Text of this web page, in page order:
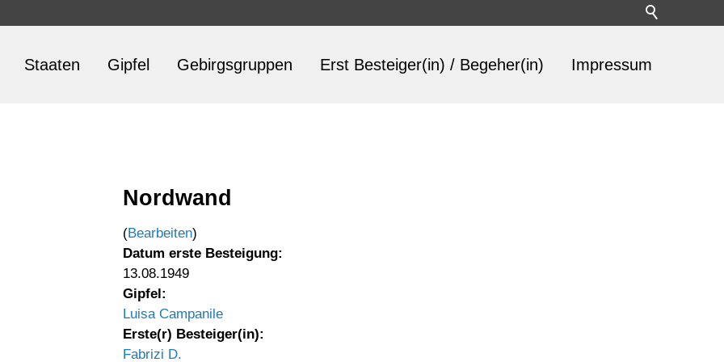
Staaten Gipfel Gebirgsgruppen Erst Besteiger(in) / Begeher(in) Impressum
Nordwand
(Bearbeiten)
Datum erste Besteigung:
13.08.1949
Gipfel:
Luisa Campanile
Erste(r) Besteiger(in):
Fabrizi D.